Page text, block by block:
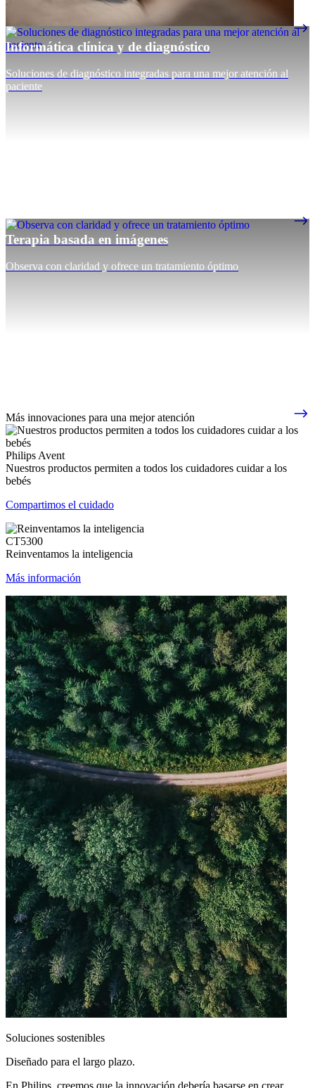
Informática clínica y de diagnóstico
Soluciones de diagnóstico integradas para una mejor atención al
paciente
Terapia basada en imágenes
Observa con claridad y ofrece un tratamiento óptimo
Más innovaciones para una mejor atención
Philips Avent
Nuestros productos permiten a todos los cuidadores cuidar a los
bebés
Compartimos el cuidado
CT5300
Reinventamos la inteligencia
Más información
Soluciones sostenibles
Diseñado para el largo plazo.
En Philips, creemos que la innovación debería basarse en crear